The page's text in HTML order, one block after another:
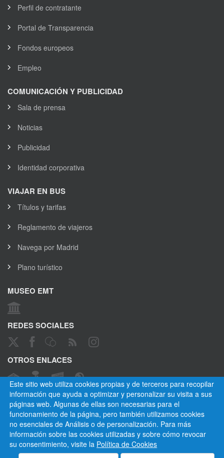
Este sitio web utiliza cookies propias y de terceros para recopilar
información que ayuda a optimizar y personalizar su visita a sus
páginas web. Algunas de ellas son necesarias para el
funcionamiento de la página, pero también utilizamos cookies
no esenciales de Análisis o de personalización. Para más
información sobre las cookies utilizadas y sobre cómo revocar
su consentimiento, visite la Política de Cookies
Perfil de contratante
Portal de Transparencia
Fondos europeos
Empleo
COMUNICACIÓN Y PUBLICIDAD
Sala de prensa
Noticias
Publicidad
Identidad corporativa
VIAJAR EN BUS
Títulos y tarifas
Reglamento de viajeros
Navega por Madrid
Plano turístico
MUSEO EMT
REDES SOCIALES
OTROS ENLACES
CANAL ÉTICO
Empresa Municipal de Transportes de Madrid, S. A.